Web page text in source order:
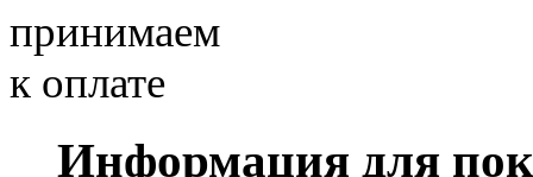
Информация для